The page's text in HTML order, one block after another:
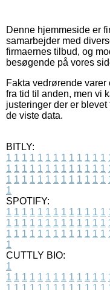
Denne hjemmeside er
samarbejder med
firmaernes tilbud, og
besøgende på vores
Fakta vedrørende
fra tid til anden, men vi
justeringer der er
de viste data.
BITLY:
1 1 1 1 1 1 1 1 1 1 1 1 1
1 1 1 1 1 1 1 1 1 1 1 1 1
1 1 1 1 1 1 1 1 1 1 1 1 1
1
SPOTIFY:
1 1 1 1 1 1 1 1 1 1 1 1 1
1 1 1 1 1 1 1 1 1 1 1 1 1
1 1 1 1 1 1 1 1 1 1 1 1 1
1
CUTTLY BIO:
1
1 1 1 1 1 1 1 1 1 1 1 1 1
1 1 1 1 1 1 1 1 1 1 1 1 1 1